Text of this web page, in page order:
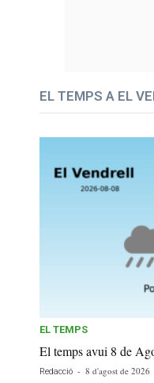
EL TEMPS A EL
EL TEMPS
El temps avui 8 de
Redacció - 8 d'agost de 2026